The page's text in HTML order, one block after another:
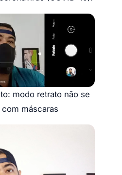
modo retrato não se
máscaras